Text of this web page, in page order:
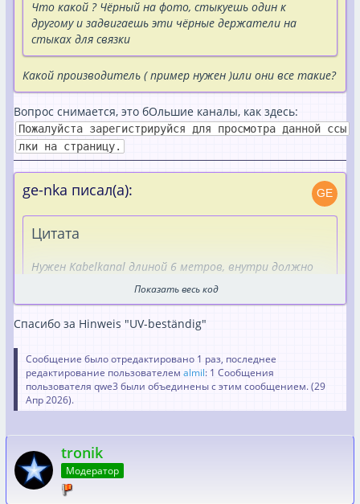
Что какой ? Чёрный на фото, стыкуешь один к
другому и задвигаешь эти чёрные держатели на
стыках для связки
Какой производитель ( пример нужен )или они все такие?
Вопрос снимается, это бОльшие каналы, как здесь:
Пожалуйста зарегистрируйся для просмотра данной ссы
лки на страницу.
ge-nka писал(а):
Цитата
Нужен Kabelkanal длиной 6 метров, внутри должно
быть разделение для проводов балконки плюс и
Зачем разделение? Это в начале 2000-х было такое
правило, после того как кабель для ПФ по новой норме
начали делать с двойной изоляцией это правило уже не
Канал надо искать "UV-beständig" иначе через пять лет
если не повезёт будет он на мелкие кусочки разлетатся
если дотронися.
Показать весь код
Спасибо за Hinweis "UV-beständig"
Сообщение было отредактировано 1 раз, последнее
редактирование пользователем almil: 1 Сообщения
пользователя qwe3 были объединены с этим сообщением. (29
Апр 2026).
tronik
Модератор